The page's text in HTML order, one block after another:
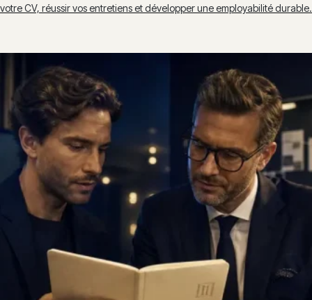
votre CV, réussir vos entretiens et développer une employabilité durable.